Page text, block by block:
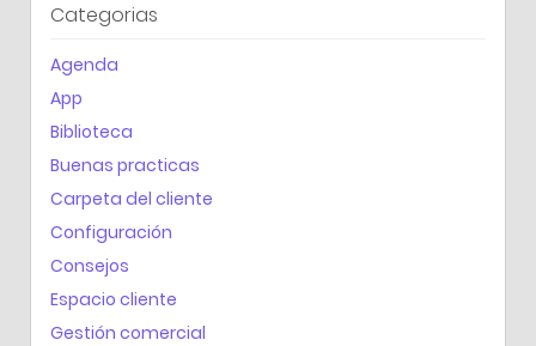
Categorias
Agenda
App
Biblioteca
Buenas practicas
Carpeta del cliente
Configuración
Consejos
Espacio cliente
Gestión comercial